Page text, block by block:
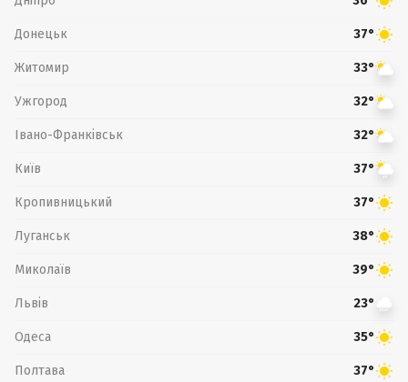
Донецьк 37°
Житомир 33°
Ужгород 32°
Івано-Франківськ 32°
Київ 37°
Кропивницький 37°
Луганськ 38°
Миколаїв 39°
Львів 23°
Одеса 35°
Полтава 37°